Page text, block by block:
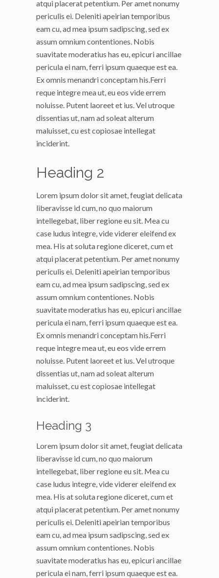
atqui placerat petentium. Per amet nonumy
periculis ei. Deleniti apeirian temporibus
eam cu, ad mea ipsum sadipscing, sed ex
assum omnium contentiones. Nobis
suavitate moderatius has eu, epicuri ancillae
pericula ei nam, ferri ipsum quaeque est ea.
Ex omnis menandri conceptam his.Ferri
reque integre mea ut, eu eos vide errem
noluisse. Putent laoreet et ius. Vel utroque
dissentias ut, nam ad soleat alterum
maluisset, cu est copiosae intellegat
inciderint.
Heading 2
Lorem ipsum dolor sit amet, feugiat delicata
liberavisse id cum, no quo maiorum
intellegebat, liber regione eu sit. Mea cu
case ludus integre, vide viderer eleifend ex
mea. His at soluta regione diceret, cum et
atqui placerat petentium. Per amet nonumy
periculis ei. Deleniti apeirian temporibus
eam cu, ad mea ipsum sadipscing, sed ex
assum omnium contentiones. Nobis
suavitate moderatius has eu, epicuri ancillae
pericula ei nam, ferri ipsum quaeque est ea.
Ex omnis menandri conceptam his.Ferri
reque integre mea ut, eu eos vide errem
noluisse. Putent laoreet et ius. Vel utroque
dissentias ut, nam ad soleat alterum
maluisset, cu est copiosae intellegat
inciderint.
Heading 3
Lorem ipsum dolor sit amet, feugiat delicata
liberavisse id cum, no quo maiorum
intellegebat, liber regione eu sit. Mea cu
case ludus integre, vide viderer eleifend ex
mea. His at soluta regione diceret, cum et
atqui placerat petentium. Per amet nonumy
periculis ei. Deleniti apeirian temporibus
eam cu, ad mea ipsum sadipscing, sed ex
assum omnium contentiones. Nobis
suavitate moderatius has eu, epicuri ancillae
pericula ei nam, ferri ipsum quaeque est ea.